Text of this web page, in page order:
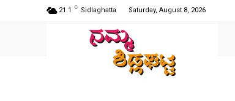
21.1 C Sidlaghatta Saturday, August 8, 2026